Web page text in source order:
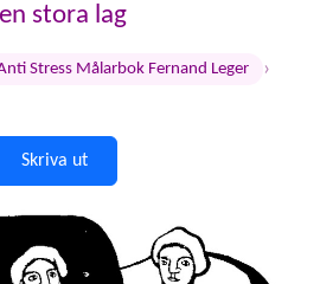
stora lag
Stress Målarbok Fernand Leger ›
Skriva ut